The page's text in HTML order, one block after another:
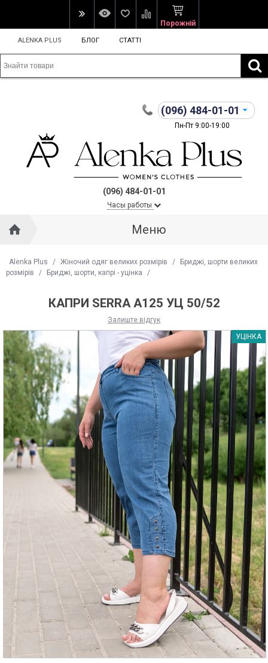
Порожній
ALENKA PLUS БЛОГ СТАТТІ
(096) 484-01-01
Пн-Пт 9:00-19:00
(096) 484-01-01
Часы работы
Меню
Alenka Plus / Жіночий одяг великих розмірів /
Бриджі, шорти великих
розмірів
/ Бриджі, шорти, капрі - уцінка /
КАПРИ SERRA A125 УЦ 50/52
Залиште відгук
УЦІНКА